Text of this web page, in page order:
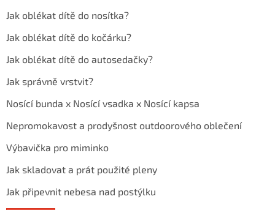
Jak oblékat dítě do nosítka?
Jak oblékat dítě do kočárku?
Jak oblékat dítě do autosedačky?
Jak správně vrstvit?
Nosící bunda x Nosící vsadka x Nosící kapsa
Nepromokavost a prodyšnost outdoorového oblečení
Výbavička pro miminko
Jak skladovat a prát použité pleny
Jak připevnit nebesa nad postýlku